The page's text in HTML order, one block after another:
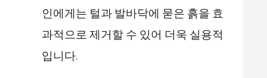
인에게는 털과 발바닥에 묻은 흙을 효
과적으로 제거할 수 있어 더욱 실용적
입니다.